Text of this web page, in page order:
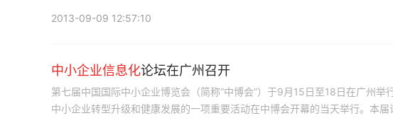
2013-09-09 12:57:10
中小企业信息化论坛在广州召开
第七届中国国际中小企业博览会（简称“中博会”）于9月15日至18日在广州举
中小企业转型升级和健康发展的一项重要活动在中博会开幕的当天举行。本